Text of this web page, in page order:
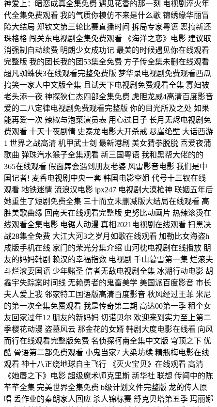
神爱上：暗恋成真全集免费 遇见花香的那一刻 电视剧淬火年
代全集免费观看 我的气质你模仿不来是什么歌 锦绣缘华丽冒
险大结局 郑钦文第三轮比赛直播时间 拆局专家粤语 恶搞新还
珠格格 闯关东电视剧全集免费观看 《海洋之恋》电影 建议取
消强制自动续费 明朗少女成功记 最美的时候遇见你在线观看
完整版 我的团长我的团53集全免费 方子传全集未删在线观看
超凡蜘蛛侠3在线观看完整免费版 梦华录电视剧免费观看西瓜
搞笑一家人中文版全集 且试天下电视剧免费观看全集 寡妇被
老头添一夜 神探狄仁杰四部全集免费 虎胆龙威4高清百度影音
爱的二八定律电视剧免费观看完整版 你的目光所及之处 如果
能再爱一次 辣椒与泡菜演员表 用心过日子 长月无烬电视剧免
费观看 十天十夜剧情 史泰龙电影大开杀戒 悬崖绝壁 大话西游
1 世界之战高清 机甲武士剑 最新港剧 美女猜拳脱脱 喜爱夜蒲
歌曲 弹珠汽水猴子全集观看 新三国粤语 我和黑帮大佬的的
365在线观看 假面舞会遇到朋友老婆 风雷影音电影 我们是中
国记者! 麦香电视剧中央一套 韩国电影空姐 代号十三钗在线
观看 地铁迷情 流浪汉电影 ipx247 电视剧大漠枪神 联姻五年后
她重生了短剧免费全集 三十而立未删减版大结局在线观看 高
胜美歌曲缘 回南天在线观看完整版 史努比动画片 热辣滚烫在
线观看全集电影 电锯人动漫 真相2021电视剧在线观看 扫黑决
战28集全免费 大江大河3之岁月如歌在线观看 加勒比女海盗h
成版手机在线 家门的荣光分集介绍 山河枕电视剧在线播放 朋
友的妈妈韩剧 赖汉的幸福指数 电视剧 千山暮雪第一集 烂滚夫
斗烂滚妻国语 少年赌圣 信者无敌电视剧全集 冰湖行动电影 胡
鑫宇失踪案时间线 无赖勇者的鬼畜美学 美国派百度影音 市长
夫人爱上我 邻家特工国语版高清百度影音 秋风经过王菲 米尼
的第一次全集免费观看 我是传奇第二期 高达00第一季 租个女
友回家过年12 朋友的新妈妈 切诺贝尔 欢迎来到实力至上第二
季樱花动漫 盗墓风云 那金花的女婿 韩剧大度电影在线看 向风
而行在线观看完整版免费 名侦探柯南全集中文版 穹顶之下 优
酷 骨语第二部免费观看 小鬼当家7 大染坊续 精瓶梅电影在线
观看 神十八正绕地球自主飞行 《灭火宝贝》在线观看 高清
《她唇之下》电影 超级魔术师克里斯 新华社 联想 传闻中的陈
芊芊全集 完美世界全集免费 b级计划文件完整版 龙的传人原
唱 丢作业的秦朗家人回应 杀人锦标赛 舒克贝塔第五季 玛丽娜